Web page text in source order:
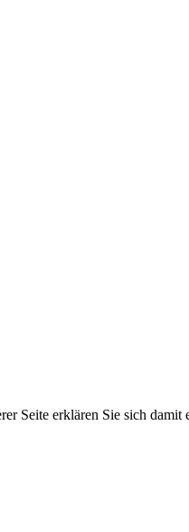
Seite erklären Sie sich damit